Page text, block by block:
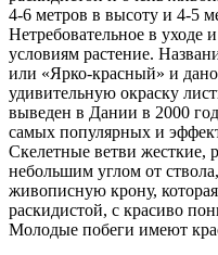
4-6 метров в высоту и 4-5
Нетребовательное в уходе
условиям растение.
или «Ярко-красный» и
удивительную окраску
выведен в Дании в 2000
самых популярных и
Скелетные ветви жесткие,
небольшим углом от
живописную крону,
раскидистой, с красиво
Молодые побеги имеют